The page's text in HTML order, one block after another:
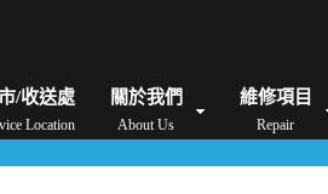
/收送處
Location
關於我們
About Us
維修項目
Repair
手機維修/價格 MacBook維修/價格 iPad維